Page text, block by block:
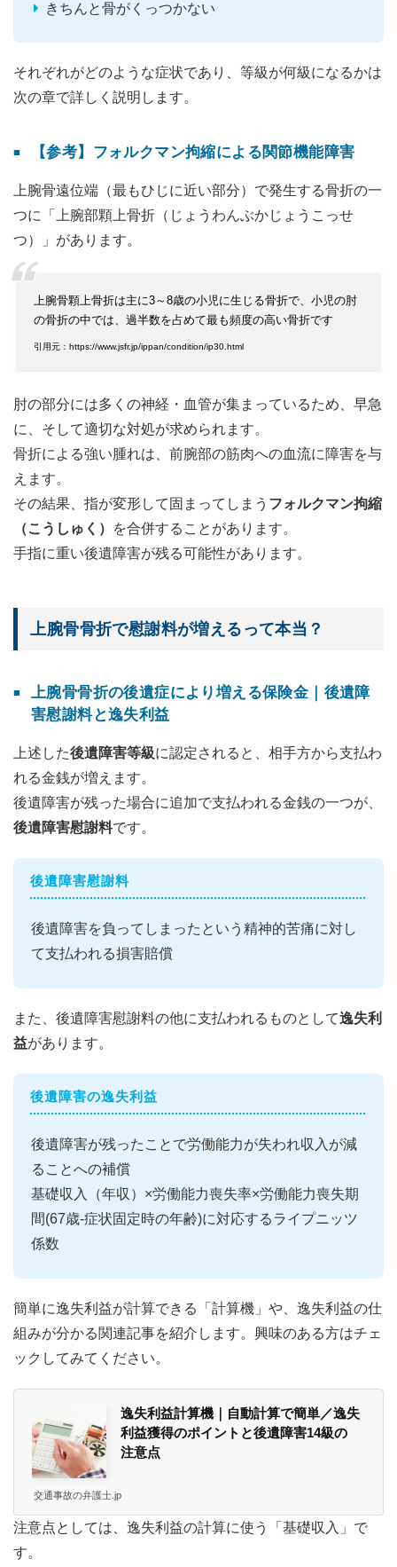
きちんと骨がくっつかない
それぞれがどのような症状であり、等級が何級になるかは
次の章で詳しく説明します。
【参考】フォルクマン拘縮による関節機能障害
上腕骨遠位端（最もひじに近い部分）で発生する骨折の一
つに「上腕部顆上骨折（じょうわんぶかじょうこっせ
つ）」があります。
上腕骨顆上骨折は主に3～8歳の小児に生じる骨折で、小児の肘
の骨折の中では、過半数を占めて最も頻度の高い骨折です
引用元：https://www.jsfr.jp/ippan/condition/ip30.html
肘の部分には多くの神経・血管が集まっているため、早急
に、そして適切な対処が求められます。
骨折による強い腫れは、前腕部の筋肉への血流に障害を与
えます。
その結果、指が変形して固まってしまう フォルクマン拘縮
（こうしゅく）
を合併することがあります。
手指に重い後遺障害が残る可能性があります。
上腕骨骨折で慰謝料が増えるって本当？
上腕骨骨折の後遺症により増える保険金｜後遺障
害慰謝料と逸失利益
上述した後遺障害等級に認定されると、相手方から支払わ
れる金銭が増えます。
後遺障害が残った場合に追加で支払われる金銭の一つが、
後遺障害慰謝料です。
後遺障害慰謝料
後遺障害を負ってしまったという精神的苦痛に対し
て支払われる損害賠償
また、後遺障害慰謝料の他に支払われるものとして逸失利
益があります。
後遺障害の逸失利益
後遺障害が残ったことで労働能力が失われ収入が減
ることへの補償
基礎収入（年収）×労働能力喪失率×労働能力喪失期
間(67歳-症状固定時の年齢)に対応するライプニッツ
係数
簡単に逸失利益が計算できる「計算機」や、逸失利益の仕
組みが分かる関連記事を紹介します。興味のある方はチェ
ックしてみてください。
逸失利益計算機｜自動計算で簡単／逸失
利益獲得のポイントと後遺障害14級の
注意点
交通事故の弁護士.jp
注意点としては、逸失利益の計算に使う「基礎収入」で
す。